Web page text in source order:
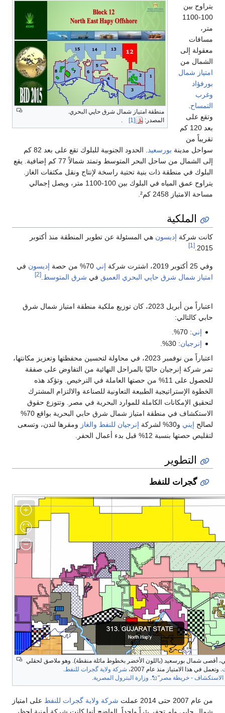
منطقة امتياز شمال شرق حاپي البحري.
المصدر:
[1]
.
يتراوح بين
100-1100
متر،
مسافات
معقولة إلى
الشمال من
امتياز شمال
بورفؤاد
وغرب
التمساح.
وتقع على
بعد 120 كم
تقريباً من
سواحل مدينة بورسعيد
. الحدود الجنوبية للبلوك تقع على بعد 82 كم
إلى الشمال من ساحل البحر المتوسط وتمتد شمالاً 77 كم إضافية. يقع
البلوك في منطقة ذات بنية تحتية راسخة لإنتاج ونقل مكثفات الغاز.
يتراوح عمق المياه في البلوك بين 100-1100 متر، ويصل إجمالي
مساحة الامتياز 2458 كم².
الملكية
كانت شركة إديسون هي المسئولة عن تطوير المنطقة منذ أكتوبر
2015.
[1]
وفي 25 أكتوبر 2019، اشترت شركة إني إديسون في
امتياز شمال شرق حاپي البحري العميق في شرق المتوسط [2]
اعتباراً من أبريل 2023، كان توزيع ملكية منطقة امتياز شمال شرق
حابي كالتالي:
إني: 70%.
إنرجيان: 30%.
اعتباراً من نوفمبر 2023، في محاولة لتحسين محفظتها وتعزيز مكانتها،
تمر شركة إنرجيان حاليًا بالمراحل النهائية من التفاوض على صفقة
للحصول على 11% من حصتها العاملة في الترخيص. وتؤكد هذه
الخطوة الإستراتيجية الطبيعة التعاونية للصناعة والالتزام المشترك
لتحقيق الإمكانات الكاملة للموارد البحرية في مصر. وتتوزع حقوق
الاستكشاف في منطقة امتياز شمال شرق حابي البحرية بواقع 70%
لصالح إيني و30% لشركة إنرجيان للنفط والغاز ومقرها لندن، وتسعى
لتقليص حصتها بنسبة 12% قبل بدء أعمال الحفر.
التطوير
گجرات للنفط
أقصى شمال بورسعيد (باللون الأخضر بخطوط مائلة منقطة). وهو ملاصق لحقلي
. وتعمل في هذا الامتياز منذ عام 2007، شركة ولاية گجرات للنفط.
الاستكشاف - خريطة مصر"
. وزارة البترول المصرية.
من عام 2007 حتى 2014 عملت شركة ولاية گجرات للنفط على امتياز